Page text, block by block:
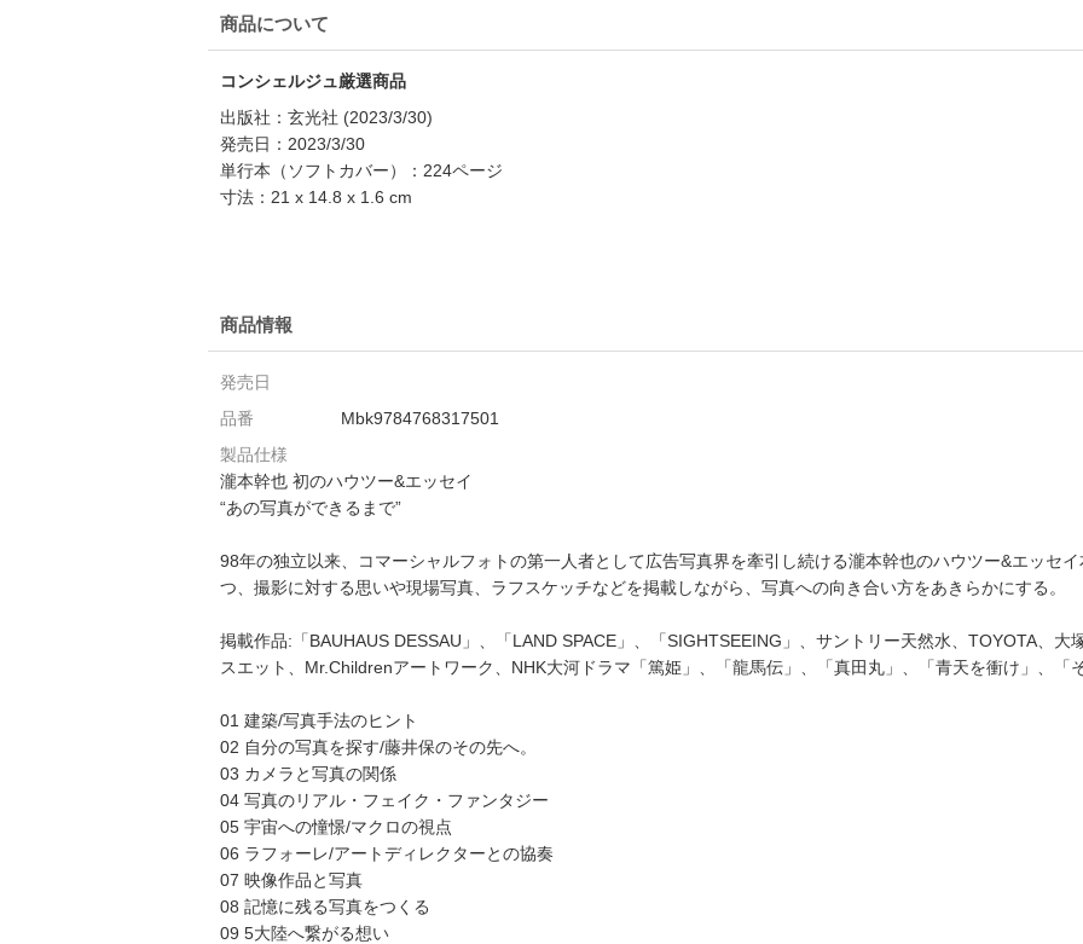
商品について
コンシェルジュ厳選商品
出版社：玄光社 (2023/3/30)
発売日：2023/3/30
単行本（ソフトカバー）：224ページ
寸法：21 x 14.8 x 1.6 cm
商品情報
発売日
品番
Mbk9784768317501
製品仕様
瀧本幹也 初のハウツー&エッセイ
“あの写真ができるまで”
98年の独立以来、コマーシャルフォトの第一人者として広告写真界を牽引し続ける瀧本幹也のハウツー&エッセ
つ、撮影に対する思いや現場写真、ラフスケッチなどを掲載しながら、写真への向き合い方をあきらかにする。
掲載作品:「BAUHAUS DESSAU」、「LAND SPACE」、「SIGHTSEEING」、サントリー天然水、TOYOTA、大
スエット、Mr.Childrenアートワーク、NHK大河ドラマ「篤姫」、「龍馬伝」、「真田丸」、「青天を衝け」、「
01 建築/写真手法のヒント
02 自分の写真を探す/藤井保のその先へ。
03 カメラと写真の関係
04 写真のリアル・フェイク・ファンタジー
05 宇宙への憧憬/マクロの視点
06 ラフォーレ/アートディレクターとの協奏
07 映像作品と写真
08 記憶に残る写真をつくる
09 5大陸へ繋がる想い